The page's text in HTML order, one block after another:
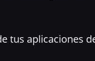
tus aplicaciones